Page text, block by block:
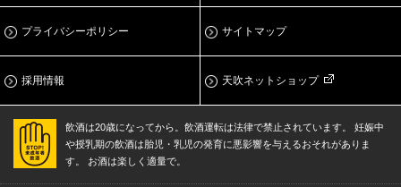
プライバシーポリシー サイトマップ
採用情報 天吹ネットショップ
飲酒は20歳になってから。飲酒運転は法律で禁止されています。
妊娠中
や授乳期の飲酒は胎児・乳児の発育に悪影響を与えるおそれがありま
す。
お酒は楽しく適量で。